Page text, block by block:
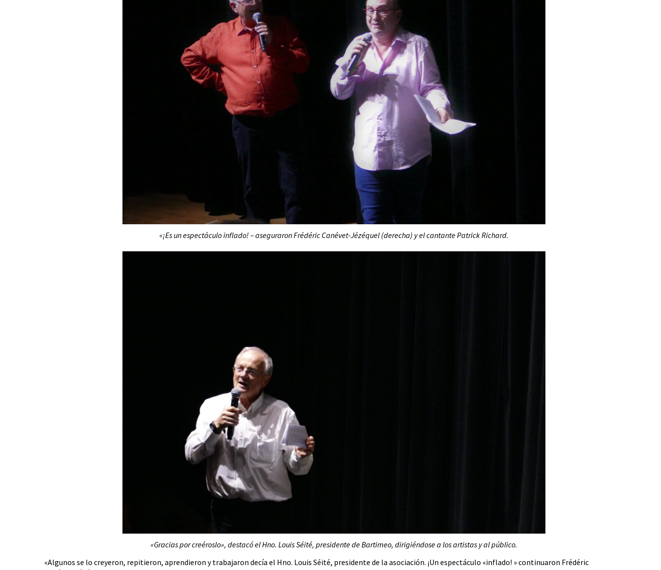
«¡Es un espectáculo inflado! – aseguraron Frédéric Canévet-Jézéquel (derecha) y el cantante Patrick Richard.
«Gracias por creéroslo», destacó el Hno. Louis Séité, presidente de Bartimeo, dirigiéndose a los artistas y al público.
«Algunos se lo creyeron, repitieron, aprendieron y trabajaron decía el Hno. Louis Séité, presidente de la asociación. ¡Un espectáculo «inflado! » continuaron Frédéric